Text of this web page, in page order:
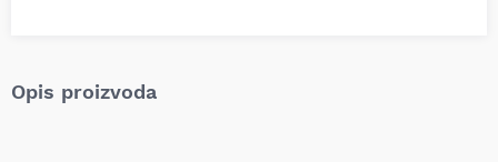
Opis proizvoda